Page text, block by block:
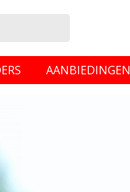
AANBIEDINGEN